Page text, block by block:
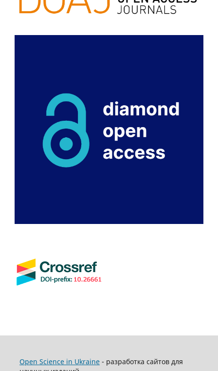
Open Science in Ukraine- разработка сайтов для